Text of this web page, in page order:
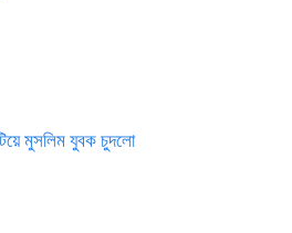
মুসলিম যুবক চুদলো